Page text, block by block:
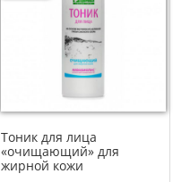
Тоник для лица
«очищающий» для
жирной кожи